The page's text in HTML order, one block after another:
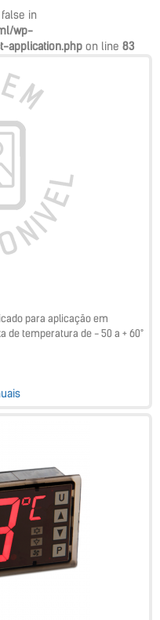
in
wp-
application.php on line 83
para aplicação em
de temperatura de - 50 a + 60°